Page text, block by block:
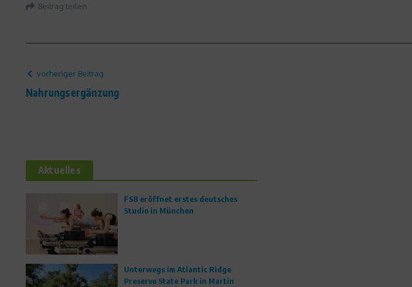
Beitrag teilen
vorheriger Beitrag
Nahrungsergänzung
Aktuelles
FS8 eröffnet erstes deutsches
Studio in München
Unterwegs im Atlantic Ridge
Preserve State Park in Martin